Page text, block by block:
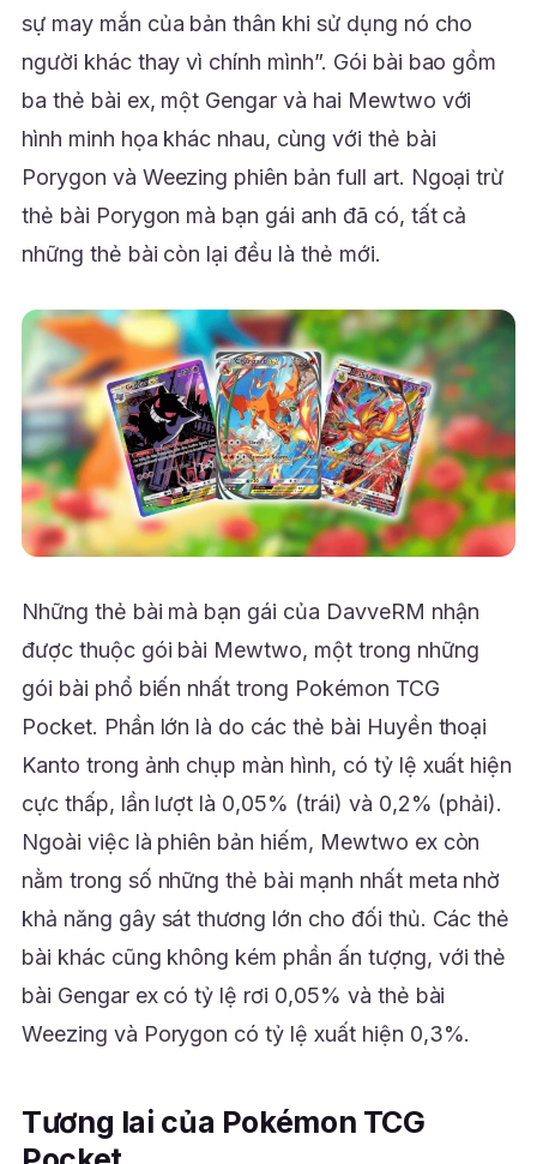
sự may mắn của bản thân khi sử dụng nó cho
người khác thay vì chính mình”. Gói bài bao gồm
ba thẻ bài ex, một Gengar và hai Mewtwo với
hình minh họa khác nhau, cùng với thẻ bài
Porygon và Weezing phiên bản full art. Ngoại trừ
thẻ bài Porygon mà bạn gái anh đã có, tất cả
những thẻ bài còn lại đều là thẻ mới.
Những thẻ bài mà bạn gái của DavveRM nhận
được thuộc gói bài Mewtwo, một trong những
gói bài phổ biến nhất trong Pokémon TCG
Pocket. Phần lớn là do các thẻ bài Huyền thoại
Kanto trong ảnh chụp màn hình, có tỷ lệ xuất hiện
cực thấp, lần lượt là 0,05% (trái) và 0,2% (phải).
Ngoài việc là phiên bản hiếm, Mewtwo ex còn
nằm trong số những thẻ bài mạnh nhất meta nhờ
khả năng gây sát thương lớn cho đối thủ. Các thẻ
bài khác cũng không kém phần ấn tượng, với thẻ
bài Gengar ex có tỷ lệ rơi 0,05% và thẻ bài
Weezing và Porygon có tỷ lệ xuất hiện 0,3%.
Tương lai của Pokémon TCG